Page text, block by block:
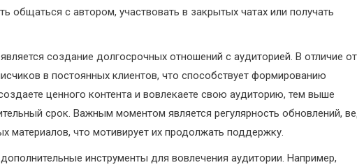
общаться с автором, участвовать в закрытых чатах или получать
создание долгосрочных отношений с аудиторией. В отличие от
в постоянных клиентов, что способствует формированию
ценного контента и вовлекаете свою аудиторию, тем выше
срок. Важным моментом является регулярность обновлений,
что мотивирует их продолжать поддержку.
инструменты для вовлечения аудитории. Например,